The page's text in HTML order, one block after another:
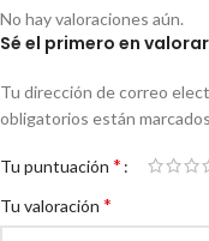
No hay valoraciones aún.
Sé el primero en
Tu dirección de correo
obligatorios están
Tu puntuación *
Tu valoración *